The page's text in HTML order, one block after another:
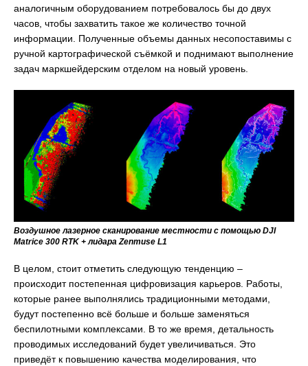
аналогичным оборудованием потребовалось бы до двух
часов, чтобы захватить такое же количество точной
информации. Полученные объемы данных несопоставимы с
ручной картографической съёмкой и поднимают выполнение
задач маркшейдерским отделом на новый уровень.
Воздушное лазерное сканирование местности с помощью DJI
Matrice 300 RTK + лидара Zenmuse L1
В целом, стоит отметить следующую тенденцию –
происходит постепенная цифровизация карьеров. Работы,
которые ранее выполнялись традиционными методами,
будут постепенно всё больше и больше заменяться
беспилотными комплексами. В то же время, детальность
проводимых исследований будет увеличиваться. Это
приведёт к повышению качества моделирования, что